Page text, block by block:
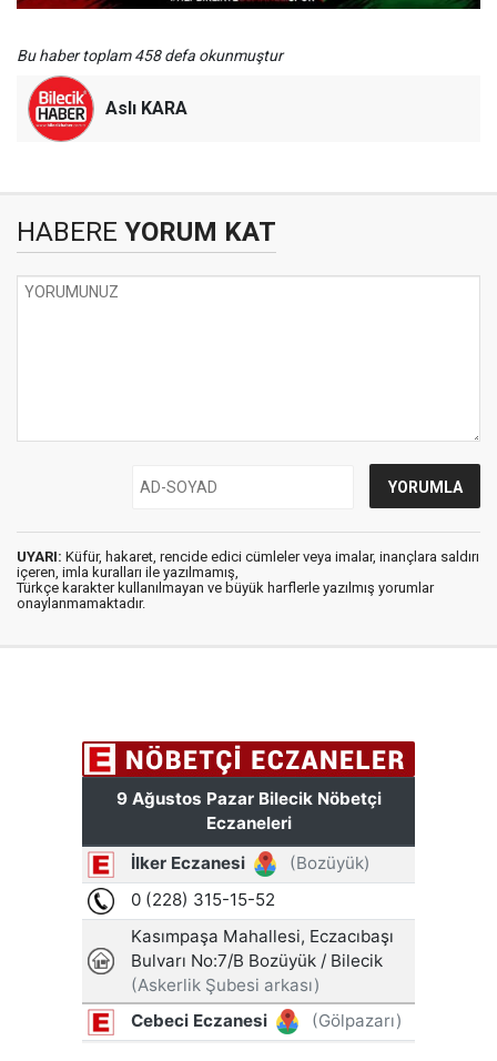
Bu haber toplam 458 defa okunmuştur
Aslı KARA
HABERE YORUM KAT
UYARI: Küfür, hakaret, rencide edici cümleler veya imalar, inançlara saldırı
içeren, imla kuralları ile yazılmamış,
Türkçe karakter kullanılmayan ve büyük harflerle yazılmış yorumlar
onaylanmamaktadır.